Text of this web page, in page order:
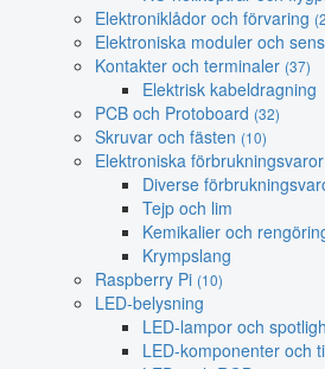
Elektroniklådor och förvaring
Elektroniska moduler och
Kontakter och terminaler (37)
Elektrisk kabeldragning
PCB och Protoboard (32)
Skruvar och fästen (10)
Elektroniska förbrukningsvaror
Diverse
Tejp och lim
Kemikalier och
Krympslang
Raspberry Pi (10)
LED-belysning
LED-lampor och
LED-komponenter och